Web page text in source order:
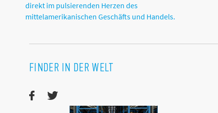
direkt im pulsierenden Herzen des
mittelamerikanischen Geschäfts und Handels.
FINDER IN DER WELT